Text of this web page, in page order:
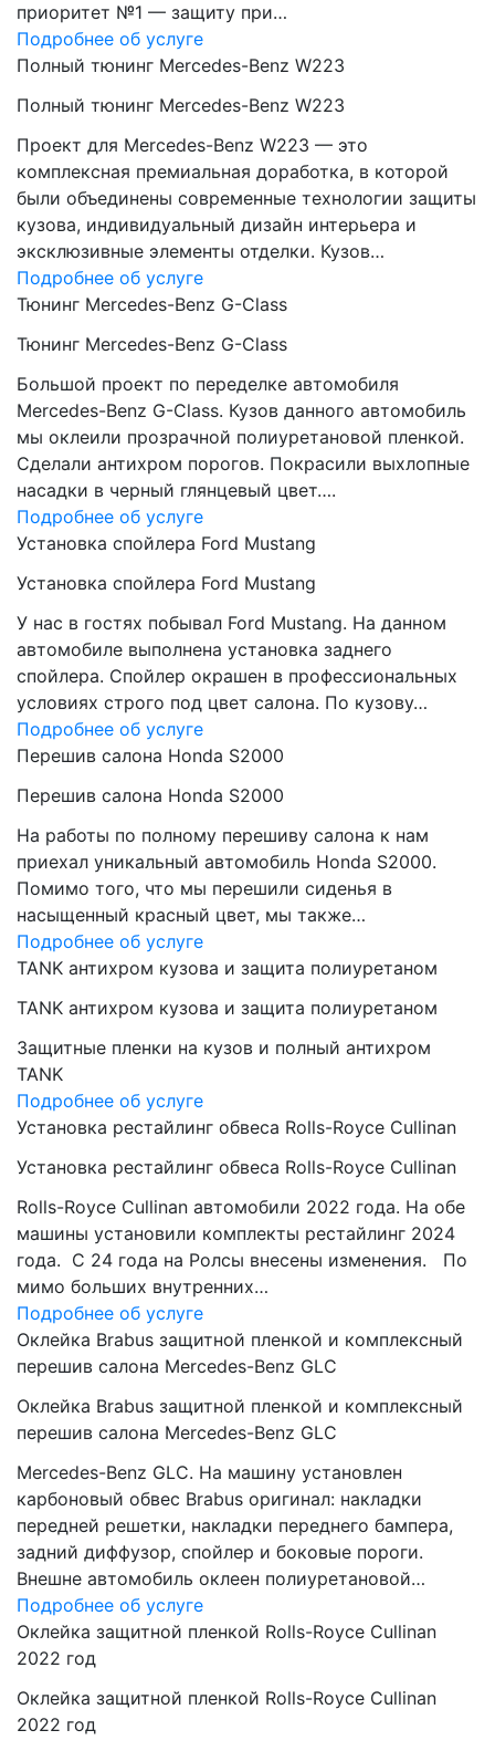
приоритет №1 — защиту при…
Подробнее об услуге
Полный тюнинг Mercedes-Benz W223
Полный тюнинг Mercedes-Benz W223
Проект для Mercedes-Benz W223 — это
комплексная премиальная доработка, в которой
были объединены современные технологии защиты
кузова, индивидуальный дизайн интерьера и
эксклюзивные элементы отделки. Кузов…
Подробнее об услуге
Тюнинг Mercedes-Benz G-Class
Тюнинг Mercedes-Benz G-Class
Большой проект по переделке автомобиля
Mercedes-Benz G-Class. Кузов данного автомобиль
мы оклеили прозрачной полиуретановой пленкой.
Сделали антихром порогов. Покрасили выхлопные
насадки в черный глянцевый цвет….
Подробнее об услуге
Установка спойлера Ford Mustang
Установка спойлера Ford Mustang
У нас в гостях побывал Ford Mustang. На данном
автомобиле выполнена установка заднего
спойлера. Спойлер окрашен в профессиональных
условиях строго под цвет салона. По кузову…
Подробнее об услуге
Перешив салона Honda S2000
Перешив салона Honda S2000
На работы по полному перешиву салона к нам
приехал уникальный автомобиль Honda S2000.
Помимо того, что мы перешили сиденья в
насыщенный красный цвет, мы также…
Подробнее об услуге
TANK антихром кузова и защита полиуретаном
TANK антихром кузова и защита полиуретаном
Защитные пленки на кузов и полный антихром
TANK
Подробнее об услуге
Установка рестайлинг обвеса Rolls-Royce Cullinan
Установка рестайлинг обвеса Rolls-Royce Cullinan
Rolls-Royce Cullinan автомобили 2022 года. На обе
машины установили комплекты рестайлинг 2024
года. C 24 года на Ролсы внесены изменения. По
мимо больших внутренних…
Подробнее об услуге
Оклейка Brabus защитной пленкой и комплексный
перешив салона Mercedes-Benz GLC
Оклейка Brabus защитной пленкой и комплексный
перешив салона Mercedes-Benz GLC
Mercedes-Benz GLC. На машину установлен
карбоновый обвес Brabus оригинал: накладки
передней решетки, накладки переднего бампера,
задний диффузор, спойлер и боковые пороги.
Внешне автомобиль оклеен полиуретановой…
Подробнее об услуге
Оклейка защитной пленкой Rolls-Royce Cullinan
2022 год
Оклейка защитной пленкой Rolls-Royce Cullinan
2022 год